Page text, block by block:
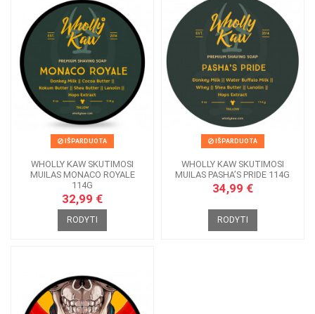
IŠPARDUOTA
WHOLLY KAW SKUTIMOSI
MUILAS MONACO ROYALE
114G
32,99 €
RODYTI
IŠPARDUOTA
WHOLLY KAW SKUTIMOSI
MUILAS PASHA’S PRIDE 114G
34,99 €
RODYTI